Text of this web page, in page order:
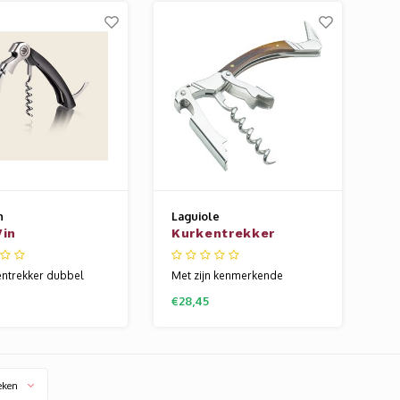
wereldwijd en
in gebruik. Ideaal
in de luxe
ontkurking van alle wijnkurken
—zowel synthetische als
natuurlijke kurken.
dubbel
dankzij een
Laguiole
Kurkentrekker
Laguiole
Met zijn kenmerkende
deze multi-tooled
€28,45